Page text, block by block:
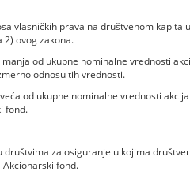
vlasničkih prava na društvenom
ovog zakona.
od ukupne nominalne vrednosti
odnosu tih vrednosti.
od ukupne nominalne vrednosti
fond.
za osiguranje u kojima
fond.